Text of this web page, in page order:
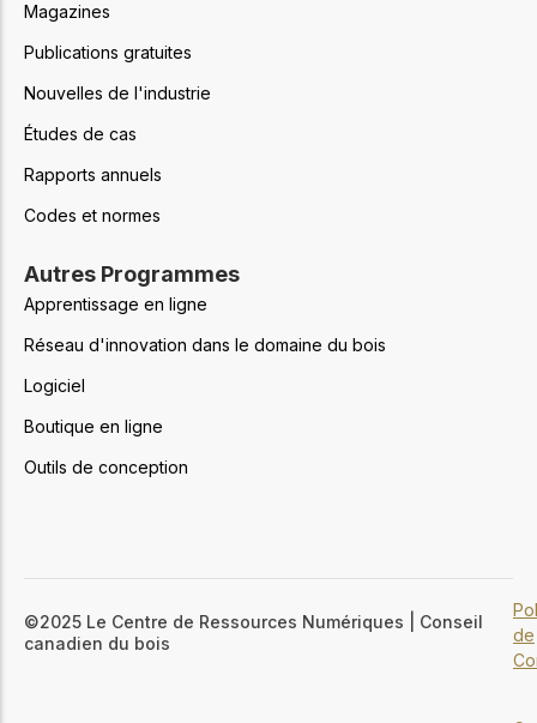
Magazines
Publications gratuites
Nouvelles de l'industrie
Études de cas
Rapports annuels
Codes et normes
Autres Programmes
Apprentissage en ligne
Réseau d'innovation dans le domaine du bois
Logiciel
Boutique en ligne
Outils de conception
©2025 Le Centre de Ressources Numériques | Conseil
canadien du bois
de